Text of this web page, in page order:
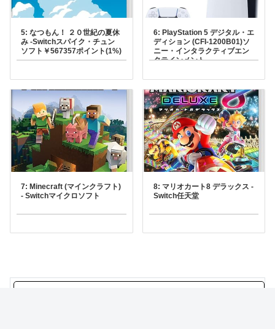
5: なつもん！ ２０世紀の夏休
み -Switchスパイク・チュン
ソフト￥567357ポイント(1%)
6: PlayStation 5 デジタル・エ
ディション (CFI-1200B01)ソ
ニー・インタラクティブエン
タテインメント
7: Minecraft (マインクラフト)
- Switchマイクロソフト
8: マリオカート8 デラックス -
Switch任天堂